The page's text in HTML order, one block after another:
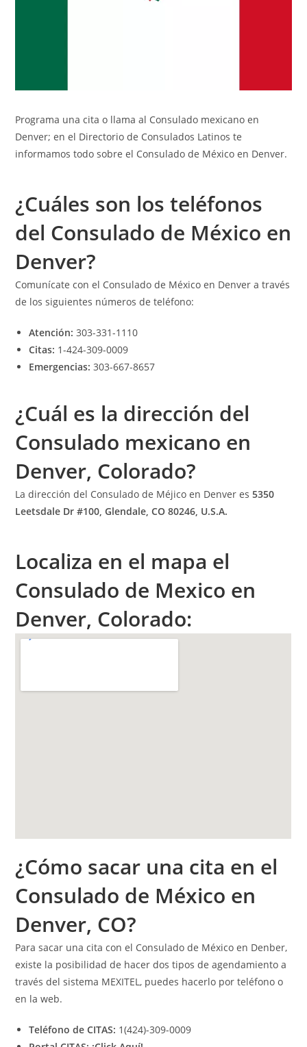
Programa una cita o llama al Consulado mexicano en
Denver; en el Directorio de Consulados Latinos te
informamos todo sobre el Consulado de México en Denver.
¿Cuáles son los teléfonos
del Consulado de México en
Denver?
Comunícate con el Consulado de México en Denver a través
de los siguientes números de teléfono:
Atención: 303-331-1110
Citas: 1-424-309-0009
Emergencias: 303-667-8657
¿Cuál es la dirección del
Consulado mexicano en
Denver, Colorado?
La dirección del Consulado de Méjico en Denver es5350
Leetsdale Dr #100, Glendale, CO 80246, U.S.A.
Localiza en el mapa el
Consulado de Mexico en
Denver, Colorado:
¿Cómo sacar una cita en el
Consulado de México en
Denver, CO?
Para sacar una cita con el Consulado de México en Denber,
existe la posibilidad de hacer dos tipos de agendamiento a
través del sistema MEXITEL, puedes hacerlo por teléfono o
en la web.
Teléfono de CITAS: 1(424)-309-0009